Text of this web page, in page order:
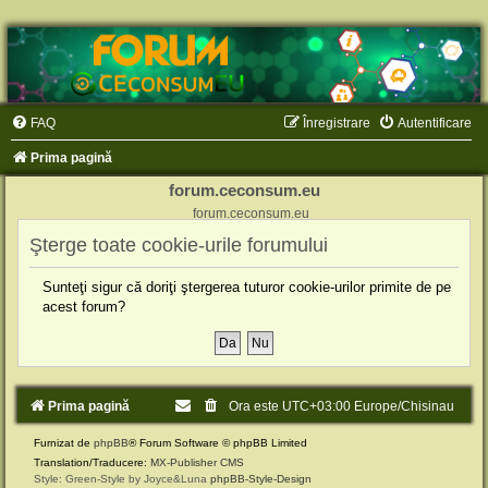
FAQ Autentificare
Înregistrare
Prima pagină
forum.ceconsum.eu
forum.ceconsum.eu
Şterge toate cookie-urile forumului
Sunteţi sigur că doriţi ştergerea tuturor cookie-urilor primite de pe
acest forum?
Prima pagină Ora este UTC+03:00 Europe/Chisinau
Furnizat de phpBB® Forum Software © phpBB Limited
Translation/Traducere: MX-Publisher CMS
Style: Green-Style by Joyce&Luna phpBB-Style-Design